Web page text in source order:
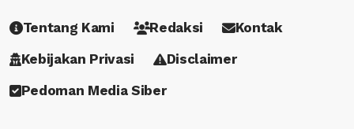
Tentang Kami Redaksi
Kontak
Kebijakan Privasi
Disclaimer
Pedoman Media Siber